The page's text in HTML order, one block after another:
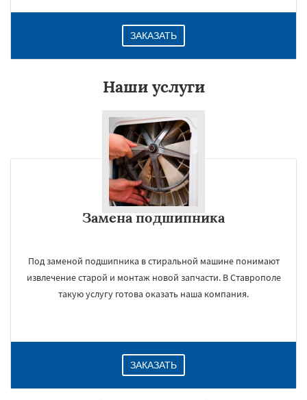
ЗАКАЗАТЬ
Наши услуги
Замена подшипника
Под заменой подшипника в стиральной машине понимают
извлечение старой и монтаж новой запчасти. В Ставрополе
такую услугу готова оказать наша компания.
ЗАКАЗАТЬ
Даю согласие на обработку персональных данных